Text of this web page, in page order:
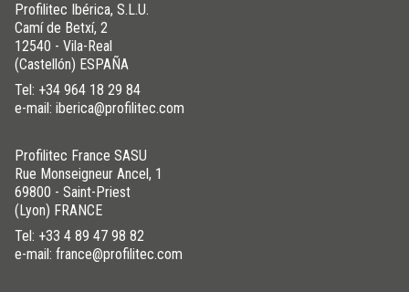
Profilitec Ibérica, S.L.U.
Camí de Betxí, 2
12540 - Vila-Real
(Castellón) ESPAÑA
Tel: +34 964 18 29 84
e-mail: iberica@profilitec.com
Profilitec France SASU
Rue Monseigneur Ancel, 1
69800 - Saint-Priest
(Lyon) FRANCE
Tel: +33 4 89 47 98 82
e-mail: france@profilitec.com